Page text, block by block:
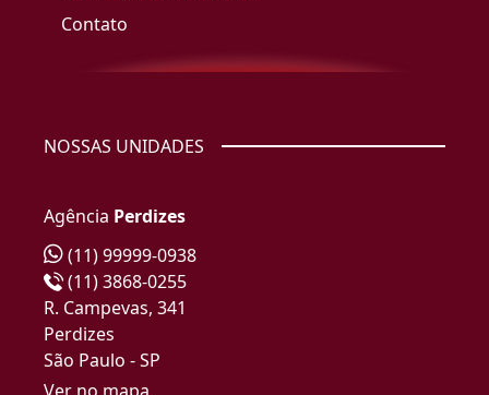
Contato
NOSSAS UNIDADES
Agência Perdizes
(11) 99999-0938
(11) 3868-0255
R. Campevas, 341
Perdizes
São Paulo - SP